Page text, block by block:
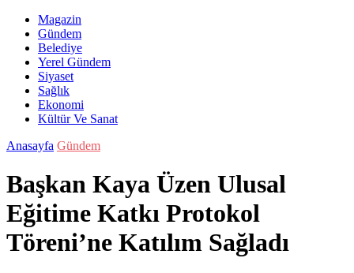
Magazin
Gündem
Belediye
Yerel Gündem
Siyaset
Sağlık
Ekonomi
Kültür Ve Sanat
Anasayfa Gündem
Başkan Kaya Üzen Ulusal
Eğitime Katkı Protokol
Töreni’ne Katılım Sağladı